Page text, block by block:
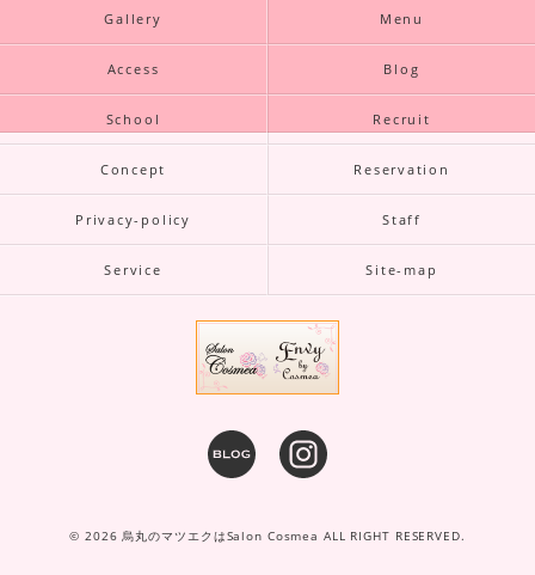
Gallery Menu
Access Blog
School Recruit
Concept Reservation
Privacy-policy Staff
Service Site-map
© 2026 烏丸のマツエクはSalon Cosmea ALL RIGHT RESERVED.